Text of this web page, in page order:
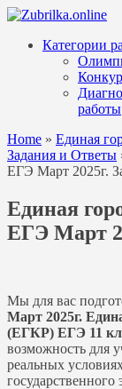
Перейти
содержанию
Категории
работы
Home » Единая
Задания и Ответы
ЕГЭ Март 2025г.
Единая
ЕГЭ Март
Мы для вас
Март 2025г.
(ЕГКР) ЕГЭ 11
возможность для
реальных
государственного